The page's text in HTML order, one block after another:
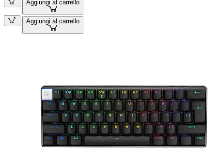
Aggiungi al carrello
Aggiungi al carrello